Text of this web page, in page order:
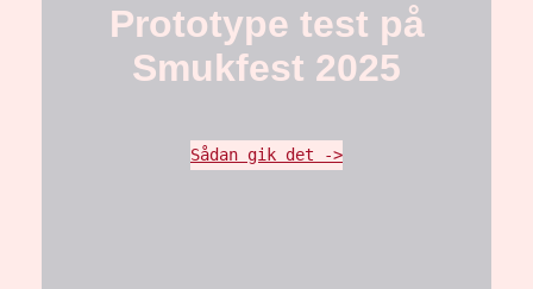
Prototype test på
Smukfest 2025
Sådan gik det ->